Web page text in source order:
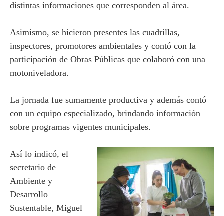
distintas informaciones que corresponden al área.
Asimismo, se hicieron presentes las cuadrillas,
inspectores, promotores ambientales y contó con la
participación de Obras Públicas que colaboró con una
motoniveladora.
La jornada fue sumamente productiva y además contó
con un equipo especializado, brindando información
sobre programas vigentes municipales.
Así lo indicó, el
secretario de
Ambiente y
Desarrollo
Sustentable, Miguel